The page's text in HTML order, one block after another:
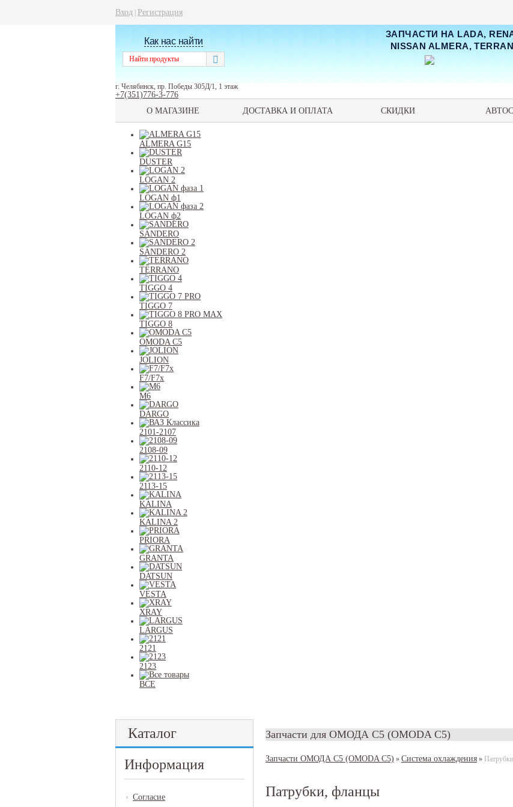
Вход Регистрация
ЗАПЧАСТИ НА LADA,
NISSAN ALMERA,
Как нас найти
г. Челябинск, пр. Победы 305Д/1, 1 этаж
+7(351)776-3-776
О МАГАЗИНЕ
ДОСТАВКА И ОПЛАТА СКИДКИ
ALMERA G15
DUSTER
LOGAN 2
LOGAN ф1
LOGAN ф2
SANDERO
SANDERO 2
TERRANO
TIGGO 4
TIGGO 7
TIGGO 8
OMODA C5
JOLION
F7/F7x
M6
DARGO
2101-2107
2108-09
2110-12
2113-15
KALINA
KALINA 2
PRIORA
GRANTA
DATSUN
VESTA
XRAY
LARGUS
2121
2123
ВСЕ
Каталог
Информация
Согласие
Запчасти для ОМОДА С5 (OMODA C5)
Запчасти ОМОДА С5 (OMODA C5) » Система охлаждения »
Патрубки, фланцы